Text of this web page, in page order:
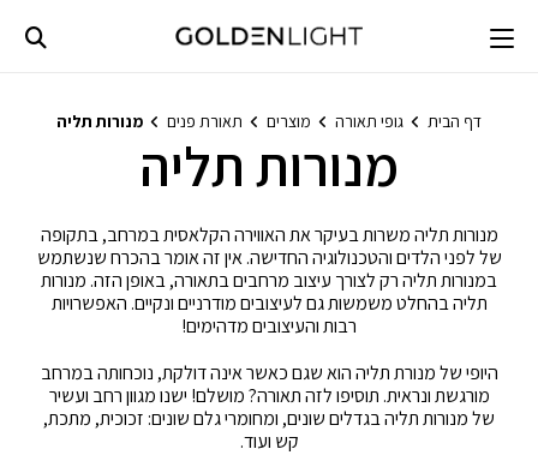
content
דף הבית גופי תאורה מוצרים תאורת פנים מנורות תליה
מנורות תליה
מנורות תליה משרות בעיקר את האווירה הקלאסית במרחב, בתקופה
של לפני הלדים והטכנולוגיה החדישה. אין זה אומר בהכרח שנשתמש
במנורות תליה רק לצורך עיצוב מרחבים בתאורה, באופן הזה. מנורות
תליה בהחלט משמשות גם לעיצובים מודרניים ונקיים. האפשרויות
רבות והעיצובים מדהימים!
היופי של מנורת תליה הוא שגם כאשר אינה דולקת, נוכחותה במרחב
מורגשת ונראית. תוסיפו לזה תאורה? מושלם! ישנו מגוון רחב ועשיר
של מנורות תליה בגדלים שונים, ומחומרי גלם שונים: זכוכית, מתכת,
קש ועוד.